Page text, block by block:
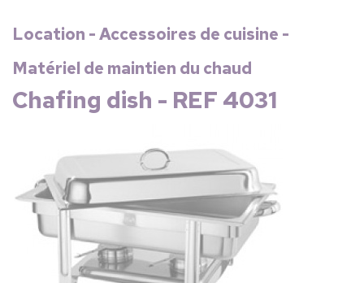
Location - Accessoires de cuisine -
Matériel de maintien du chaud
Chafing dish - REF 4031